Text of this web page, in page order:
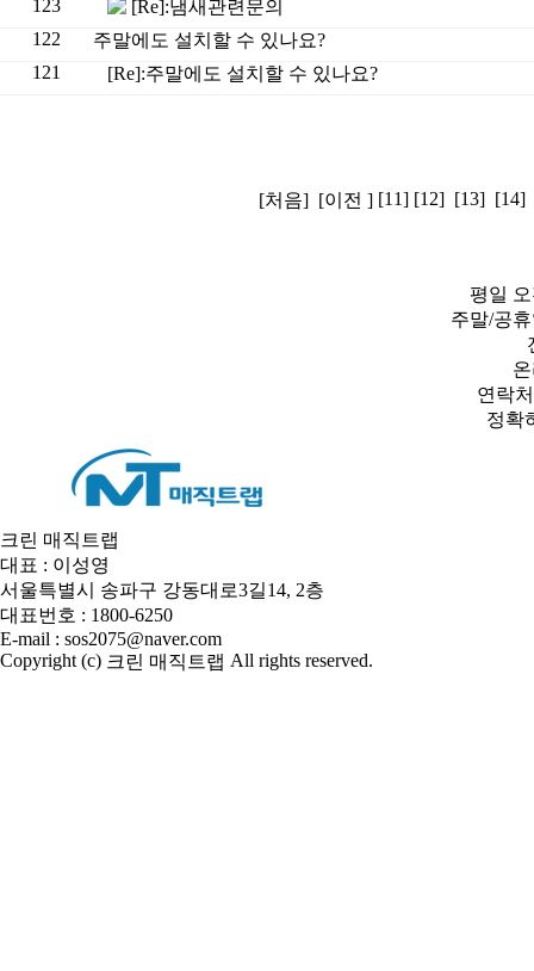
123
[Re]:냄새관련문의
122
주말에도 설치할 수 있나요?
121
[Re]:주말에도 설치할 수 있나요?
[처음] [이전 ] [11] [12] [13] [14]
평일 오
주말/공
연락
정확
크린 매직트랩
대표 : 이성영
서울특별시 송파구 강동대로3길14, 2층
대표번호 : 1800-6250
E-mail : sos2075@naver.com
Copyright (c) 크린 매직트랩 All rights reserved.